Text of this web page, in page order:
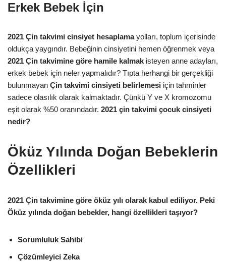
Erkek Bebek İçin
2021 Çin takvimi cinsiyet hesaplamayolları, toplum içerisinde
oldukça yaygındır. Bebeğinin cinsiyetini hemen öğrenmek veya
2021 Çin takvimine göre hamile kalmak isteyen anne adayları,
erkek bebek için neler yapmalıdır? Tıpta herhangi bir gerçekliği
bulunmayan Çin takvimi cinsiyeti belirlemesi için tahminler
sadece olasılık olarak kalmaktadır. Çünkü Y ve X kromozomu
eşit olarak %50 oranındadır. 2021 çin takvimi çocuk cinsiyeti
nedir?
Öküz Yılında Doğan Bebeklerin
Özellikleri
2021 Çin takvimine göre öküz yılı olarak kabul ediliyor. Peki
Öküz yılında doğan bebekler, hangi özellikleri taşıyor?
Sorumluluk Sahibi
Çözümleyici Zeka